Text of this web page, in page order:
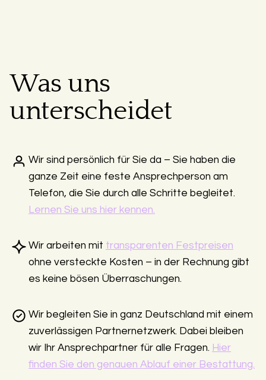
Was uns
unterscheidet
Wir sind persönlich für Sie da – Sie haben die
ganze Zeit eine feste Ansprechperson am
Telefon, die Sie durch alle Schritte begleitet.
Lernen Sie uns hier kennen.
Wir arbeiten mit transparenten Festpreisen
ohne versteckte Kosten – in der Rechnung gibt
es keine bösen Überraschungen.
Wir begleiten Sie in ganz Deutschland mit einem
zuverlässigen Partnernetzwerk. Dabei bleiben
wir Ihr Ansprechpartner für alle Fragen. Hier
finden Sie den genauen Ablauf einer Bestattung.